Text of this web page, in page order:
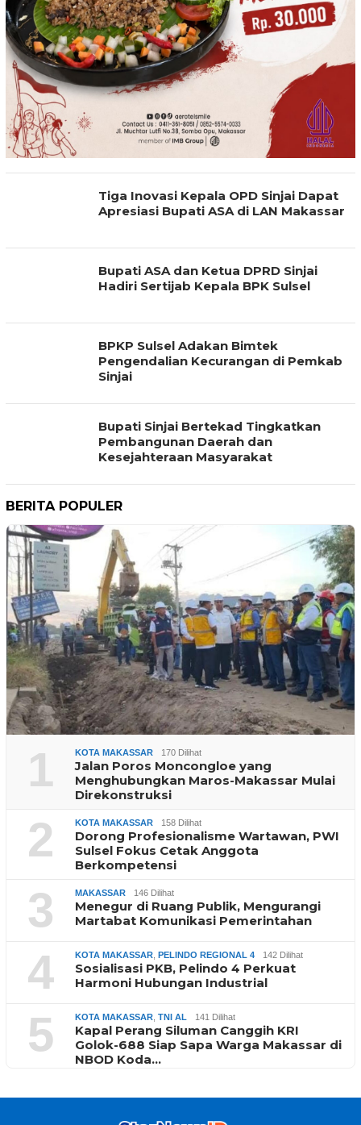
Tiga Inovasi Kepala OPD Sinjai Dapat
Apresiasi Bupati ASA di LAN Makassar
Bupati ASA dan Ketua DPRD Sinjai
Hadiri Sertijab Kepala BPK Sulsel
BPKP Sulsel Adakan Bimtek
Pengendalian Kecurangan di Pemkab
Sinjai
Bupati Sinjai Bertekad Tingkatkan
Pembangunan Daerah dan
Kesejahteraan Masyarakat
BERITA POPULER
1 KOTA MAKASSAR 170 Dilihat
Jalan Poros Moncongloe yang
Menghubungkan Maros-Makassar Mulai
Direkonstruksi
2 KOTA MAKASSAR 158 Dilihat
Dorong Profesionalisme Wartawan, PWI
Sulsel Fokus Cetak Anggota
Berkompetensi
3 MAKASSAR 146 Dilihat
Menegur di Ruang Publik, Mengurangi
Martabat Komunikasi Pemerintahan
4 KOTA MAKASSAR PELINDO REGIONAL 4 142 Dilihat
Sosialisasi PKB, Pelindo 4 Perkuat
Harmoni Hubungan Industrial
5 KOTA MAKASSAR TNI AL 141 Dilihat
Kapal Perang Siluman Canggih KRI
Golok-688 Siap Sapa Warga Makassar di
NBOD Koda…